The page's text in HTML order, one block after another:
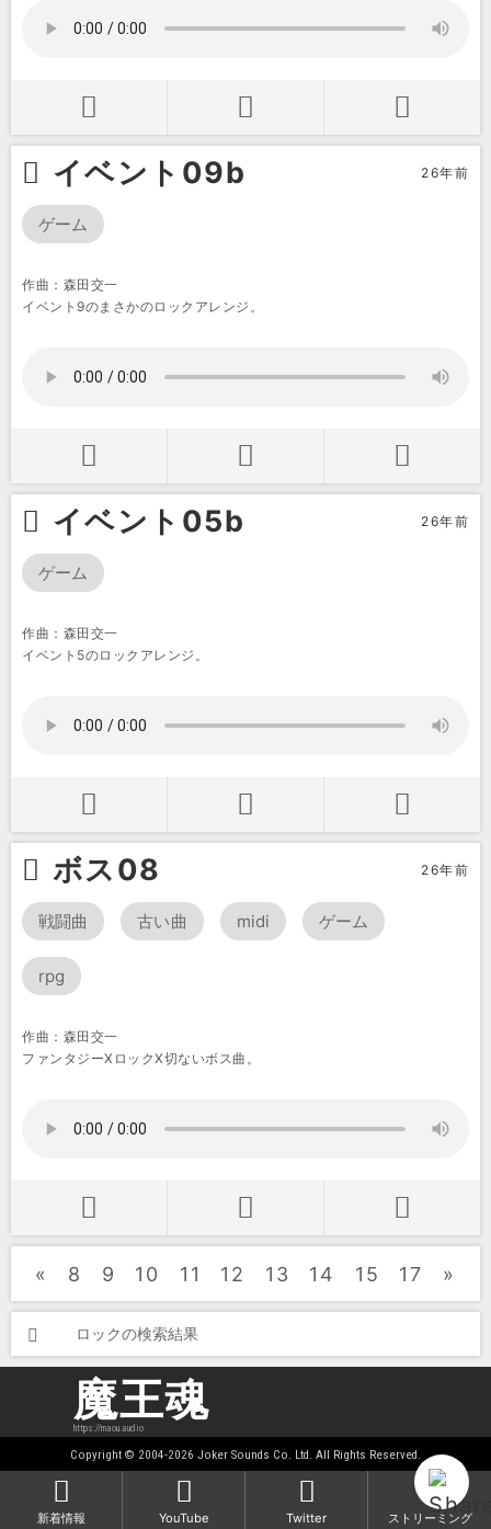
イベント09b 26年前
ゲーム
作曲：森田交一
イベント9のまさかのロックアレンジ。
イベント05b 26年前
ゲーム
作曲：森田交一
イベント5のロックアレンジ。
ボス08 26年前
戦闘曲 古い曲 midi ゲーム
rpg
作曲：森田交一
ファンタジーXロックX切ないボス曲。
« 8 9 10 11 12 13 14 15 17 »
ロックの検索結果
新着情報 YouTube Twitter ストリーミング
魔王魂
https://maou.audio
Copyright © 2004-2026 Joker Sounds Co. Ltd. All Rights Reserved.